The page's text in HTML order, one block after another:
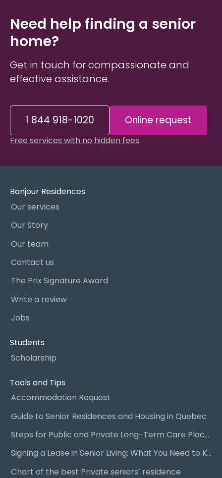
absence de qualité, avec une répétition de
plats de faible qualité six jours sur sept, parfois
accompagnés d'options peu attrayantes.
Need help finding a senior
home?
Get in touch for compassionate and
effective assistance.
1 844 918-1020 Online request
Free services with no hidden fees
Bonjour Residences
Our services
Our Story
Our team
Contact us
The Prix Signature Award
Write a review
Jobs
Students
Scholarship
Tools and Tips
Accommodation Request
Guide to Senior Residences and Housing in Quebec
Steps for Public and Private Long-Term Care Placement
Signing a Lease in Senior Living: What You Need to Know
Chart of the best Private seniors’ residence